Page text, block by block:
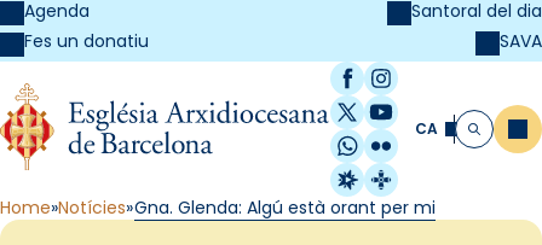
Agenda
Fes un donatiu
Santoral del dia
SAVA
Facebook
Instagram
X / Twitter
YouTube
WhatsApp
Flickr
Radio Estel
Catalunya
CA Cerca
Home Notícies Gna. Glenda: Algú està orant per mi